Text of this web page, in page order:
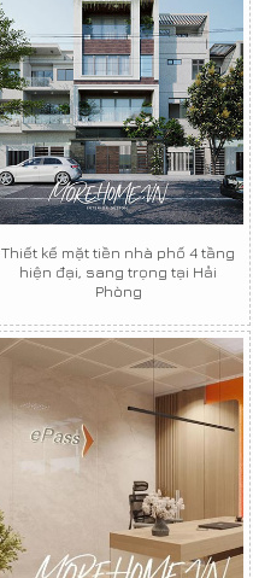
Thiết kế mặt tiền nhà phố 4 tầng
hiện đại, sang trọng tại Hải
Phòng